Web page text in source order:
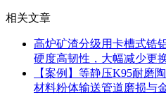
相关文章
高炉矿渣分级用卡槽式
硬度高韧性，大幅减少更
【案例】等静压K95耐磨
材料粉体输送管道磨损与